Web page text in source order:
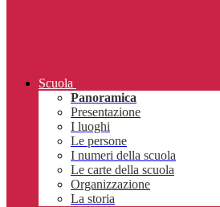
Scuola
Panoramica
Presentazione
I luoghi
Le persone
I numeri della scuola
Le carte della scuola
Organizzazione
La storia